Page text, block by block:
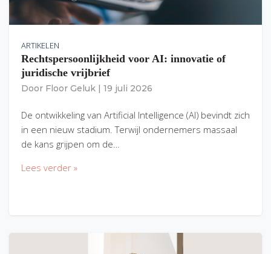
ARTIKELEN
Rechtspersoonlijkheid voor AI: innovatie of
juridische vrijbrief
Door Floor Geluk 19 juli 2026
De ontwikkeling van Artificial Intelligence (AI) bevindt zich
in een nieuw stadium. Terwijl ondernemers massaal
de kans grijpen om de…
Lees verder »